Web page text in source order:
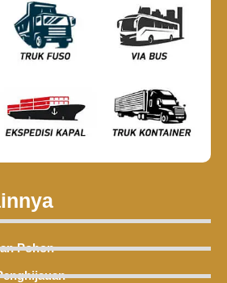
Pohon